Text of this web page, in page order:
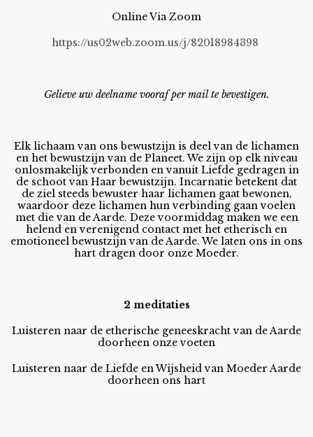
Online Via Zoom
https://us02web.zoom.us/j/82018984398
Gelieve uw deelname vooraf per mail te bevestigen.
Elk lichaam van ons bewustzijn is deel van de lichamen
en het bewustzijn van de Planeet. We zijn op elk niveau
onlosmakelijk verbonden en vanuit Liefde gedragen in
de schoot van Haar bewustzijn. Incarnatie betekent dat
de ziel steeds bewuster haar lichamen gaat bewonen,
waardoor deze lichamen hun verbinding gaan voelen
met die van de Aarde. Deze voormiddag maken we een
helend en verenigend contact met het etherisch en
emotioneel bewustzijn van de Aarde. We laten ons in ons
hart dragen door onze Moeder.
2 meditaties
Luisteren naar de etherische geneeskracht van de Aarde
doorheen onze voeten
Luisteren naar de Liefde en Wijsheid van Moeder Aarde
doorheen ons hart